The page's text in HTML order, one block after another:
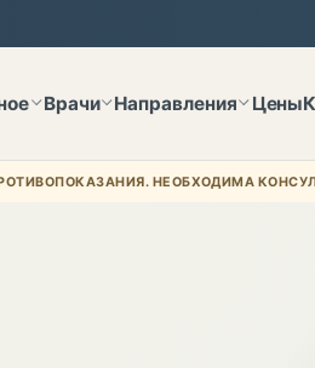
Врачи Направления Цены
НЕОБХОДИМА